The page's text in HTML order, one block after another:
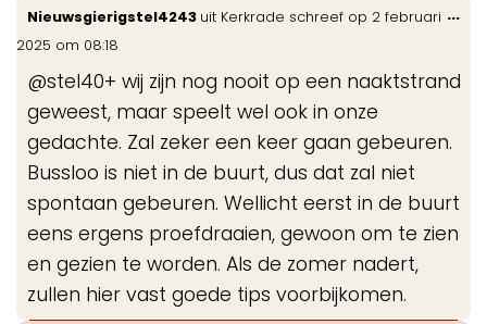
Nieuwsgierigstel4243 uit Kerkrade schreef op 2 februari
2025 om 08:18
@stel40+ wij zijn nog nooit op een naaktstrand
geweest, maar speelt wel ook in onze
gedachte. Zal zeker een keer gaan gebeuren.
Bussloo is niet in de buurt, dus dat zal niet
spontaan gebeuren. Wellicht eerst in de buurt
eens ergens proefdraaien, gewoon om te zien
en gezien te worden. Als de zomer nadert,
zullen hier vast goede tips voorbijkomen.
...